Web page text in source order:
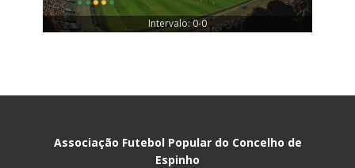
Intervalo: 0-0
Associação Futebol Popular do Concelho de
Espinho